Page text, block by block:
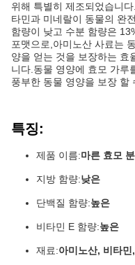
위해 특별히 제조되었습니
타민과 미네랄이 동물의 완
함량이 낮고 수분 함량은
포맷으로,아미노산 사료는
양을 얻는 것을 보장하는 효
니다.동물 영양에 효모 가루
풍부한 동물 영양을 보장 할
특징:
제품 이름:마른 효모
지방 함량:낮은
단백질 함량:높은
비타민 E 함량:높은
재료:아미노산, 비타민